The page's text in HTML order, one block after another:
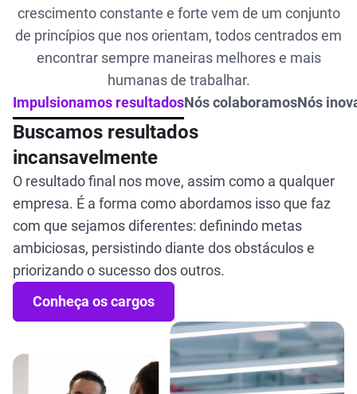
crescimento constante e forte vem de um conjunto
de princípios que nos orientam, todos centrados em
encontrar sempre maneiras melhores e mais
humanas de trabalhar.
Impulsionamos resultadosNós colaboramosNós
Buscamos resultados
incansavelmente
O resultado final nos move, assim como a qualquer
empresa. É a forma como abordamos isso que faz
com que sejamos diferentes: definindo metas
ambiciosas, persistindo diante dos obstáculos e
priorizando o sucesso dos outros.
Conheça os cargos